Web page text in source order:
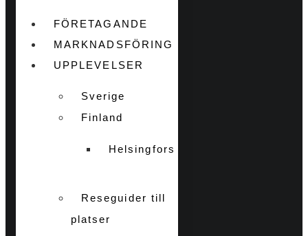
FÖRETAGANDE
MARKNADSFÖRING
UPPLEVELSER
Sverige
Finland
Helsingfors
Reseguider till
platser